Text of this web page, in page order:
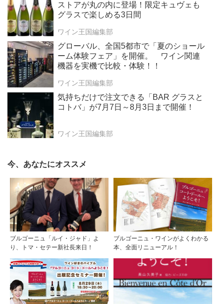
ストアが丸の内に登場！限定キュヴェも
グラスで楽しめる3日間
ワイン王国編集部
グローバル、全国5都市で「夏のショール
ーム体験フェア」を開催。 ワイン関連
機器を実機で比較・体験！！
ワイン王国編集部
気持ちだけで注文できる「BAR グラスと
コトバ」が7月7日～8月3日まで開催！
ワイン王国編集部
今、あなたにオススメ
ブルゴーニュ「ルイ・ジャド」よ
り、トマ・セテー新社長来日！
ブルゴーニュ・ワインがよくわかる
本、全面リニューアル！